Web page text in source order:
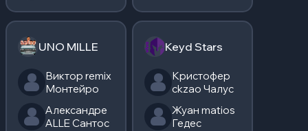
UNO MILLE
Виктор remix
Монтейро
Александре
ALLE Сантос
Keyd Stars
Кристофер
ckzao Чалус
Жуан matios
Гедес